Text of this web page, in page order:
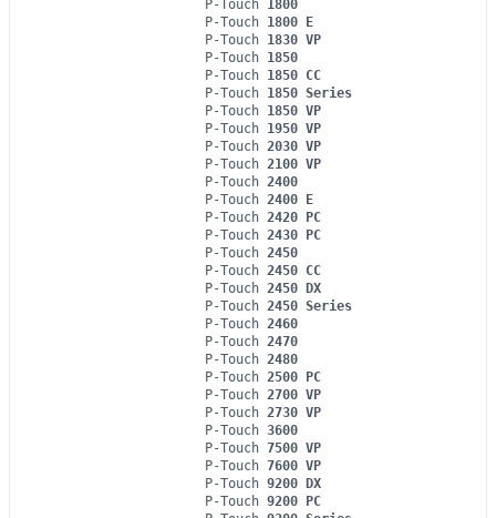
P-Touch 1800
P-Touch 1800 E
P-Touch 1830 VP
P-Touch 1850
P-Touch 1850 CC
P-Touch 1850 Series
P-Touch 1850 VP
P-Touch 1950 VP
P-Touch 2030 VP
P-Touch 2100 VP
P-Touch 2400
P-Touch 2400 E
P-Touch 2420 PC
P-Touch 2430 PC
P-Touch 2450
P-Touch 2450 CC
P-Touch 2450 DX
P-Touch 2450 Series
P-Touch 2460
P-Touch 2470
P-Touch 2480
P-Touch 2500 PC
P-Touch 2700 VP
P-Touch 2730 VP
P-Touch 3600
P-Touch 7500 VP
P-Touch 7600 VP
P-Touch 9200 DX
P-Touch 9200 PC